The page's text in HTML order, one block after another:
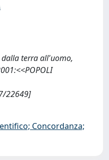
dalla terra all'uomo,
22649]
Concordanza;